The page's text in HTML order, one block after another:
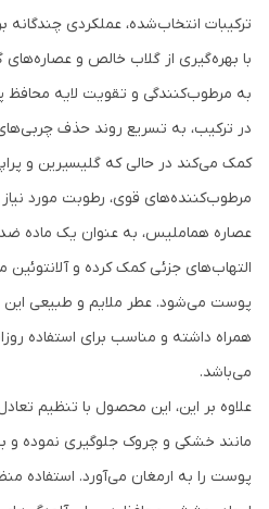
ترکیبات انتخاب‌شده، عملکردی
با بهره‌گیری از گلاب خالص و عصاره‌های
به مرطوب‌کنندگی و تقویت لایه
در ترکیب، به تسریع روند حذف
کمک می‌کند در حالی که گلیسیرین و
مرطوب‌کننده‌های قوی، رطوبت مورد
عصاره هماملیس، به عنوان یک ماده
التهاب‌های جزئی کمک کرده و
پوست می‌شود. عطر ملایم و طبیعی این
همراه داشته و مناسب برای استفاده
می‌باشد.
مانند خشکی و چروک جلوگیری نموده و
پوست را به ارمغان می‌آورد. استفاده